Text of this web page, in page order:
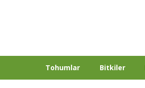
Tohumlar Bitkiler